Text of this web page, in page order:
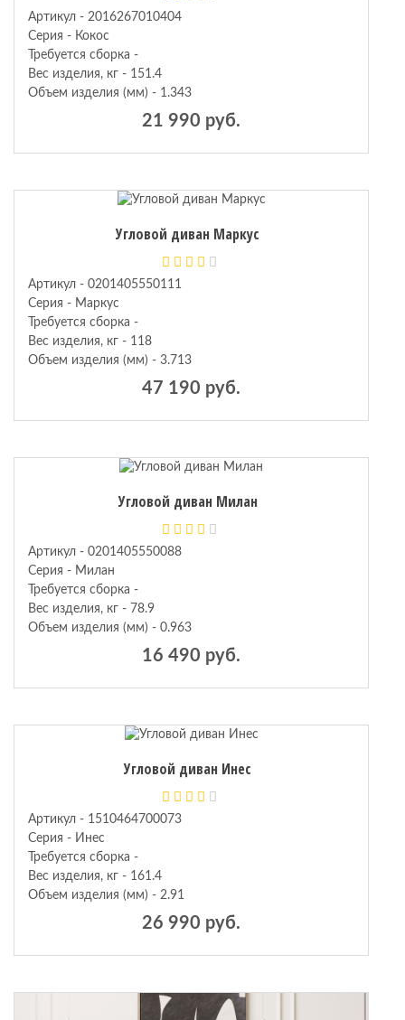
Артикул - 2016267010404
Серия - Кокос
Требуется сборка -
Вес изделия, кг - 151.4
Объем изделия (мм) - 1.343
21 990 руб.
Угловой диван Маркус
Артикул - 0201405550111
Серия - Маркус
Требуется сборка -
Вес изделия, кг - 118
Объем изделия (мм) - 3.713
47 190 руб.
Угловой диван Милан
Артикул - 0201405550088
Серия - Милан
Требуется сборка -
Вес изделия, кг - 78.9
Объем изделия (мм) - 0.963
16 490 руб.
Угловой диван Инес
Артикул - 1510464700073
Серия - Инес
Требуется сборка -
Вес изделия, кг - 161.4
Объем изделия (мм) - 2.91
26 990 руб.